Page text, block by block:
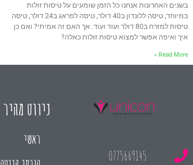
בשנים האחרונות אנחנו כל הזמן שומעים על טיסות זולות
במיוחד, טיסה ללונדון ב40 דולר, טיסה לפראג ב24 דולר, טיסה
טיסות למזרח ב80 דולר ועוד ועוד. אך האם זה אמיתי? ואם כן
איך ואיפה אפשר למצוא טיסות זולות כאלה?
Read More »
0775669145
ניווט מהיר
ראשי